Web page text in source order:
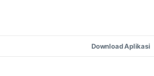
Download Aplikasi